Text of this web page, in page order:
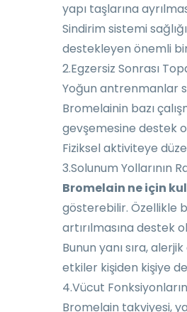
yapı taşlarına
Sindirim sistemi
destekleyen önemli
2.Egzersiz Sonrası
Yoğun antrenmanlar
Bromelainin bazı
gevşemesine destek
Fiziksel aktiviteye
3.Solunum Yollarının
Bromelain ne için
gösterebilir. Özellikle
artırılmasına destek
Bunun yanı sıra,
etkiler kişiden kişiye
4.Vücut
Bromelain takviyesi,